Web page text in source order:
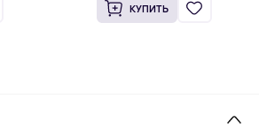
КУПИТЬ